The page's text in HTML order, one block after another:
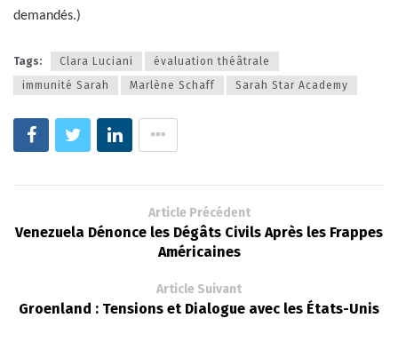
demandés.)
Tags: Clara Luciani
évaluation théâtrale
immunité Sarah
Marlène Schaff Sarah Star Academy
Article Précédent
Venezuela Dénonce les Dégâts Civils Après les Frappes
Américaines
Article Suivant
Groenland : Tensions et Dialogue avec les États-Unis